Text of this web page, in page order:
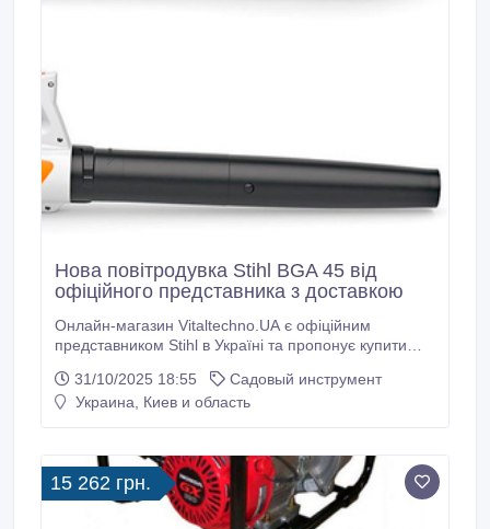
Нова повітродувка Stihl BGA 45 від
офіційного представника з доставкою
Онлайн-магазин Vitaltechno.UA є офіційним
представником Stihl в Україні та пропонує купити
по Україні. Технічні характеристики акумуляторної
повітродувки Stihl BGA 45: максимальна швидкість
31/10/2025 18:55
Садовый инструмент
Украина, Киев и область
15 262 грн.